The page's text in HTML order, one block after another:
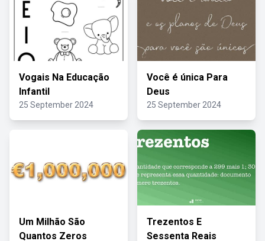
Vogais Na Educação
Infantil
25 September 2024
Você é única Para
Deus
25 September 2024
Um Milhão São
Quantos Zeros
Trezentos E
Sessenta Reais